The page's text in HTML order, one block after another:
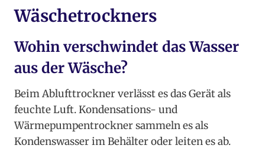
Wäschetrockners
Wohin verschwindet das Wasser
aus der Wäsche?
Beim Ablufttrockner verlässt es das Gerät als
feuchte Luft. Kondensations- und
Wärmepumpentrockner sammeln es als
Kondenswasser im Behälter oder leiten es ab.